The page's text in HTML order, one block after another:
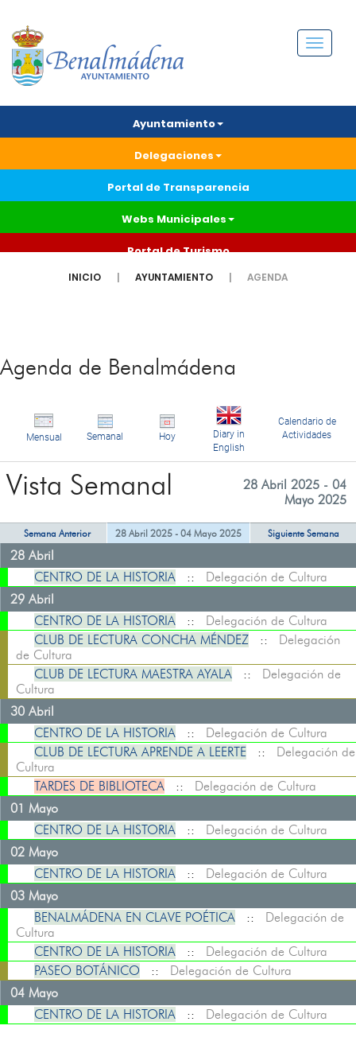
Menú
Ayuntamiento
Delegaciones
Portal de Transparencia
Webs Municipales
Portal de Turismo
INICIO AYUNTAMIENTO AGENDA
Agenda de Benalmádena
Mensual Semanal Hoy
Diary in
English
Calendario de
Actividades
Vista Semanal
28 Abril 2025 - 04
Mayo 2025
Semana Anterior 28 Abril 2025 - 04 Mayo 2025 Siguiente Semana
28 Abril
CENTRO DE LA HISTORIA :: Delegación de Cultura
29 Abril
CENTRO DE LA HISTORIA :: Delegación de Cultura
CLUB DE LECTURA CONCHA MÉNDEZ :: Delegación
de Cultura
CLUB DE LECTURA MAESTRA AYALA :: Delegación de
Cultura
30 Abril
CENTRO DE LA HISTORIA :: Delegación de Cultura
CLUB DE LECTURA APRENDE A LEERTE :: Delegación de
Cultura
TARDES DE BIBLIOTECA :: Delegación de Cultura
01 Mayo
CENTRO DE LA HISTORIA :: Delegación de Cultura
02 Mayo
CENTRO DE LA HISTORIA :: Delegación de Cultura
03 Mayo
BENALMÁDENA EN CLAVE POÉTICA :: Delegación de
Cultura
CENTRO DE LA HISTORIA :: Delegación de Cultura
PASEO BOTÁNICO :: Delegación de Cultura
04 Mayo
CENTRO DE LA HISTORIA :: Delegación de Cultura